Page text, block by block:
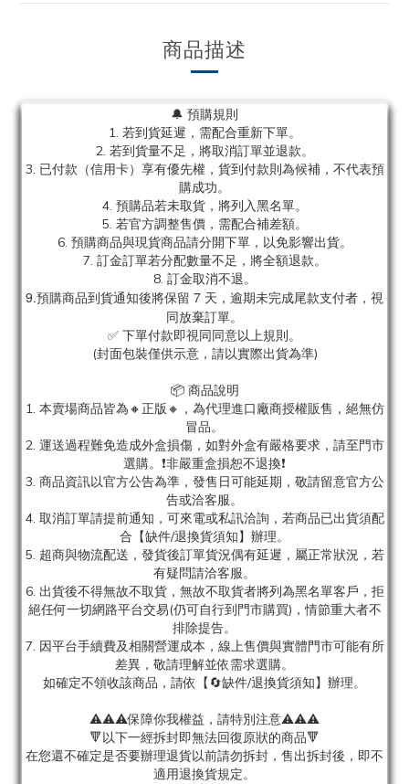
商品描述
🔔 預購規則
1. 若到貨延遲，需配合重新下單。
2. 若到貨量不足，將取消訂單並退款。
3. 已付款（信用卡）享有優先權，貨到付款則為候補，不代表預
購成功。
4. 預購品若未取貨，將列入黑名單。
5. 若官方調整售價，需配合補差額。
6. 預購商品與現貨商品請分開下單，以免影響出貨。
7. 訂金訂單若分配數量不足，將全額退款。
8. 訂金取消不退。
9.預購商品到貨通知後將保留 7 天，逾期未完成尾款支付者，視
同放棄訂單。
✅ 下單付款即視同同意以上規則。
(封面包裝僅供示意，請以實際出貨為準)
📦 商品說明
1. 本賣場商品皆為🔸正版🔸，為代理進口廠商授權販售，絕無仿
冒品。
2. 運送過程難免造成外盒損傷，如對外盒有嚴格要求，請至門市
選購。❗非嚴重盒損恕不退換❗
3. 商品資訊以官方公告為準，發售日可能延期，敬請留意官方公
告或洽客服。
4. 取消訂單請提前通知，可來電或私訊洽詢，若商品已出貨須配
合【缺件/退換貨須知】辦理。
5. 超商與物流配送，發貨後訂單貨況偶有延遲，屬正常狀況，若
有疑問請洽客服。
6. 出貨後不得無故不取貨，無故不取貨者將列為黑名單客戶，拒
絕任何一切網路平台交易(仍可自行到門市購買)，情節重大者不
排除提告。
7. 因平台手續費及相關營運成本，線上售價與實體門市可能有所
差異，敬請理解並依需求選購。
如確定不領收該商品，請依【🔄缺件/退換貨須知】辦理。
⚠️⚠️⚠️保障你我權益，請特別注意⚠️⚠️⚠️
🔻以下一經拆封即無法回復原狀的商品🔻
在您還不確定是否要辦理退貨以前請勿拆封，售出拆封後，即不
適用退換貨規定。